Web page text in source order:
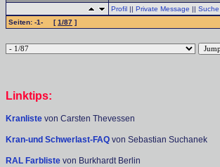
Profil || Private Message || Suche
Seiten: -1- [1/87 ]
Linktips:
Kranliste von Carsten Thevessen
Kran-und Schwerlast-FAQ von Sebastian Suchanek
RAL Farbliste von Burkhardt Berlin